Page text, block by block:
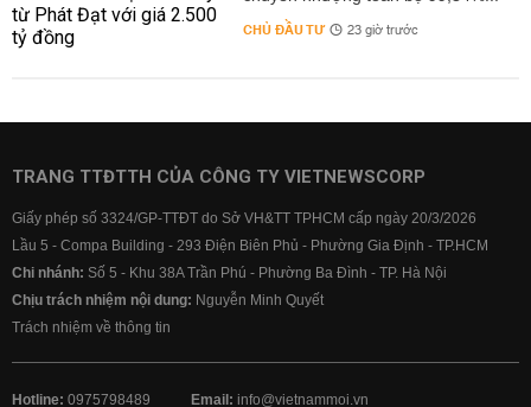
CHỦ ĐẦU TƯ 23 giờ trước
TRANG TTĐTTH CỦA CÔNG TY VIETNEWSCORP
Giấy phép số 3324/GP-TTĐT do Sở VH&TT TPHCM cấp ngày 20/3/2026
Lầu 5 - Compa Building - 293 Điện Biên Phủ - Phường Gia Định - TP.HCM
Chi nhánh: Số 5 - Khu 38A Trần Phú - Phường Ba Đình - TP. Hà Nội
Chịu trách nhiệm nội dung: Nguyễn Minh Quyết
Trách nhiệm về thông tin
Hotline: 0975798489 Email: info@vietnammoi.vn